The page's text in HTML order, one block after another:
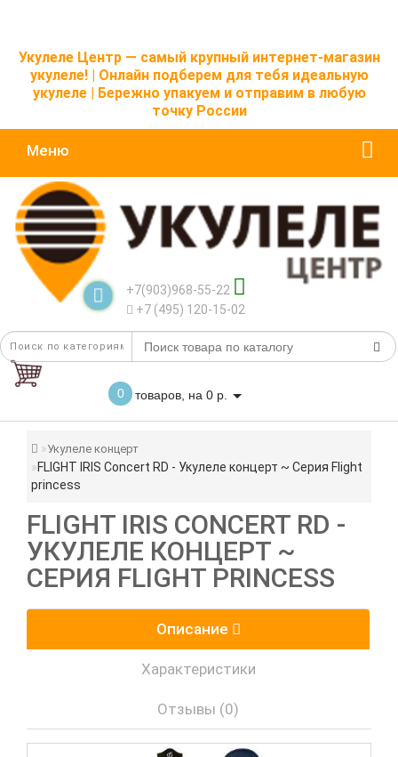
Укулеле Центр — самый крупный интернет-магазин
укулеле! | Онлайн подберем для тебя идеальную
укулеле | Бережно упакуем и отправим в любую
точку России
Меню
+7(903)968-55-22
+7 (495) 120-15-02
0 товаров, на 0 р.
Укулеле концерт
FLIGHT IRIS Concert RD - Укулеле концерт ~ Серия Flight
princess
FLIGHT IRIS CONCERT RD -
УКУЛЕЛЕ КОНЦЕРТ ~
СЕРИЯ FLIGHT PRINCESS
Описание
Характеристики
Отзывы (0)